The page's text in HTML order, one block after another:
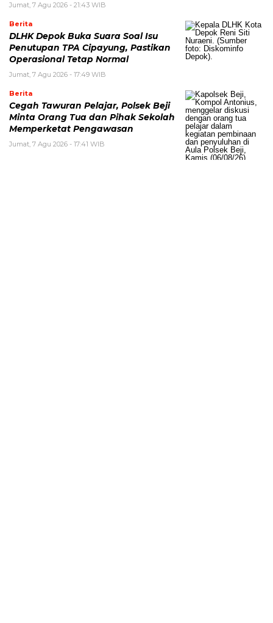
Jumat, 7 Agu 2026 - 21:43 WIB
Berita
DLHK Depok Buka Suara Soal Isu
Penutupan TPA Cipayung, Pastikan
Operasional Tetap Normal
Jumat, 7 Agu 2026 - 17:49 WIB
Berita
Cegah Tawuran Pelajar, Polsek Beji
Minta Orang Tua dan Pihak Sekolah
Memperketat Pengawasan
Jumat, 7 Agu 2026 - 17:41 WIB